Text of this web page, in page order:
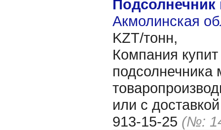
Акмолинская
KZT/тонн,
Компания
подсолнечника
или с
913-15-25 (№: